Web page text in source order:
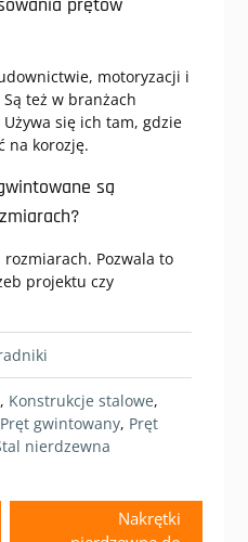
motoryzacji i
też w branżach
się ich tam, gdzie
na korozję.
są
Pozwala to
projektu czy
, Konstrukcje stalowe,
Pręt gwintowany, Pręt
nierdzewna
Next
Nakrętki